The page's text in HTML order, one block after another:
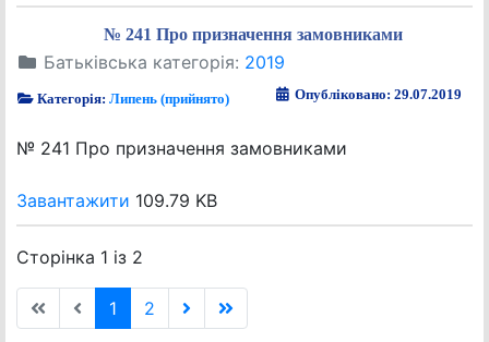
№ 241 Про призначення замовниками
Батьківська категорія: 2019
Категорія:Липень (прийнято) Опубліковано: 29.07.2019
№ 241 Про призначення замовниками
Завантажити 109.79 KB
Сторінка 1 із 2
1 2